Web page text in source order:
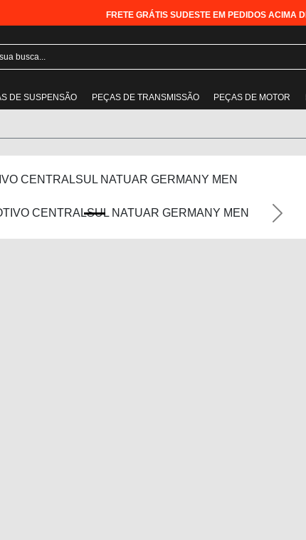
FRETE GRÁTIS SUDESTE EM PEDIDOS ACIMA
DE SUSPENSÃO PEÇAS DE TRANSMISSÃO PEÇAS DE MOTOR
CENTRALSUL NATUAR GERMANY MEN
Next